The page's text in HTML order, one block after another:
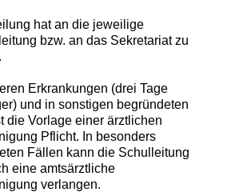
hat an die jeweilige
bzw. an das Sekretariat zu
Erkrankungen (drei Tage
und in sonstigen begründeten
die Vorlage einer ärztlichen
Pflicht. In besonders
Fällen kann die Schulleitung
eine amtsärztliche
verlangen.